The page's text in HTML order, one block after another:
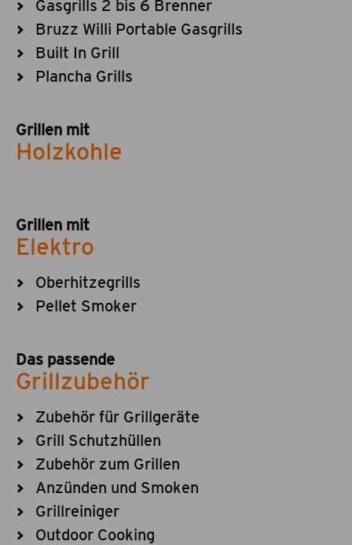
Gasgrills 2 bis 6 Brenner
Bruzz Willi Portable Gasgrills
Built In Grill
Plancha Grills
Grillen mit
Holzkohle
Grillen mit
Elektro
Oberhitzegrills
Pellet Smoker
Das passende
Grillzubehör
Zubehör für Grillgeräte
Grill Schutzhüllen
Zubehör zum Grillen
Anzünden und Smoken
Grillreiniger
Outdoor Cooking